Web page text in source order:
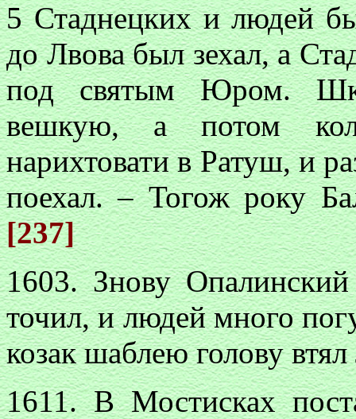
5 Стаднецких и людей
до Лвова был зехал, а
под святым Юром.
вешкую, а потом
нарихтовати в Ратуш, и
поехал. – Тогож року
[237]
1603. Знову
точил, и людей много
козак шаблею голову
1611. В Мостисках